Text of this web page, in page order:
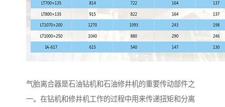
气胎离合器是石油钻机和石油修井机的重要传动部件之
一。在钻机和修井机工作的过程中用来传递扭矩和分离